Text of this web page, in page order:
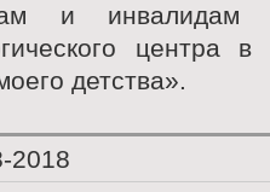
и инвалидам
центра
детства».
2018